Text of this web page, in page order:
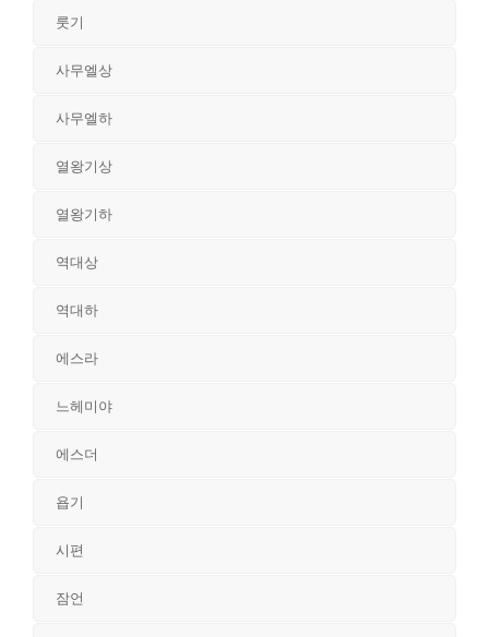
룻기
사무엘상
사무엘하
열왕기상
열왕기하
역대상
역대하
에스라
느헤미야
에스더
욥기
시편
잠언